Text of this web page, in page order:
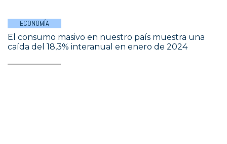
ECONOMÍA
El consumo masivo en nuestro país muestra una
caída del 18,3% interanual en enero de 2024